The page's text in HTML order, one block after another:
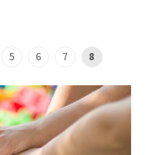
5 6 7 8